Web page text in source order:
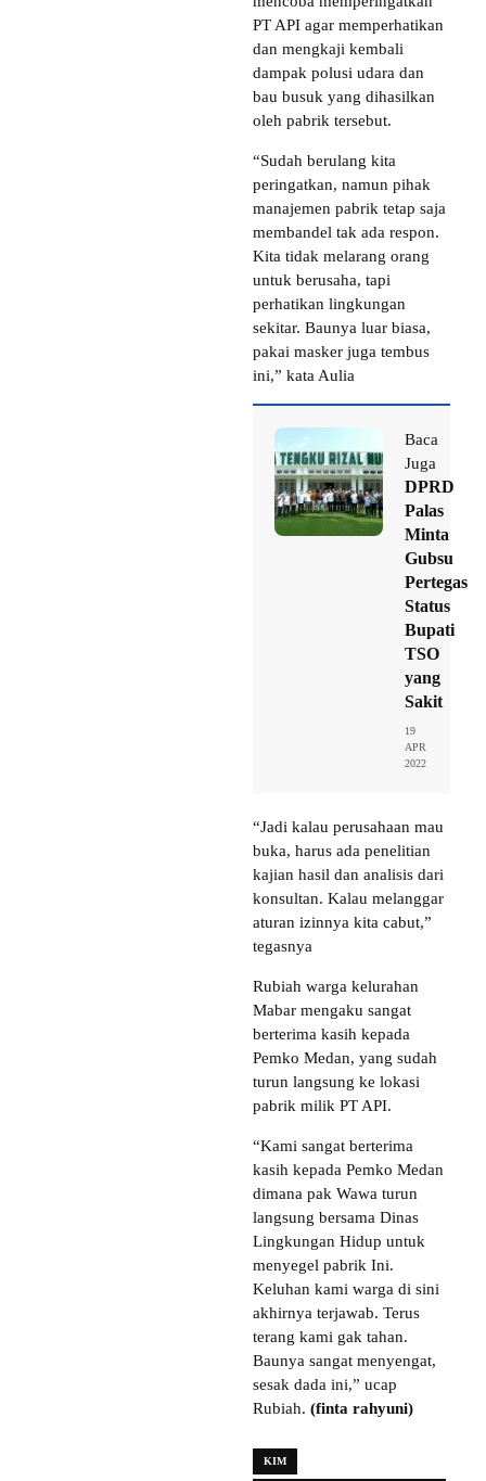
PT API agar memperhatikan
dan mengkaji kembali
dampak polusi udara dan
bau busuk yang dihasilkan
oleh pabrik tersebut.
“Sudah berulang kita
peringatkan, namun pihak
manajemen pabrik tetap saja
membandel tak ada respon.
Kita tidak melarang orang
untuk berusaha, tapi
perhatikan lingkungan
sekitar. Baunya luar biasa,
pakai masker juga tembus
ini,” kata Aulia
Baca
Juga
DPRD
Palas
Minta
Gubsu
Pertegas
Status
Bupati
TSO
yang
Sakit
19
APR
2022
“Jadi kalau perusahaan mau
buka, harus ada penelitian
kajian hasil dan analisis dari
konsultan. Kalau melanggar
aturan izinnya kita cabut,”
tegasnya
Rubiah warga kelurahan
Mabar mengaku sangat
berterima kasih kepada
Pemko Medan, yang sudah
turun langsung ke lokasi
pabrik milik PT API.
“Kami sangat berterima
kasih kepada Pemko Medan
dimana pak Wawa turun
langsung bersama Dinas
Lingkungan Hidup untuk
menyegel pabrik Ini.
Keluhan kami warga di sini
akhirnya terjawab. Terus
terang kami gak tahan.
Baunya sangat menyengat,
sesak dada ini,” ucap
Rubiah. (finta rahyuni)
KIM